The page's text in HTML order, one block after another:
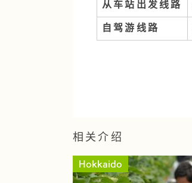
从车站出发线路
自驾游线路
相关介绍
Hokkaido